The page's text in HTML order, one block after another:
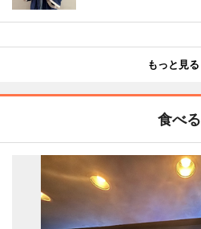
もっと見る
食べる